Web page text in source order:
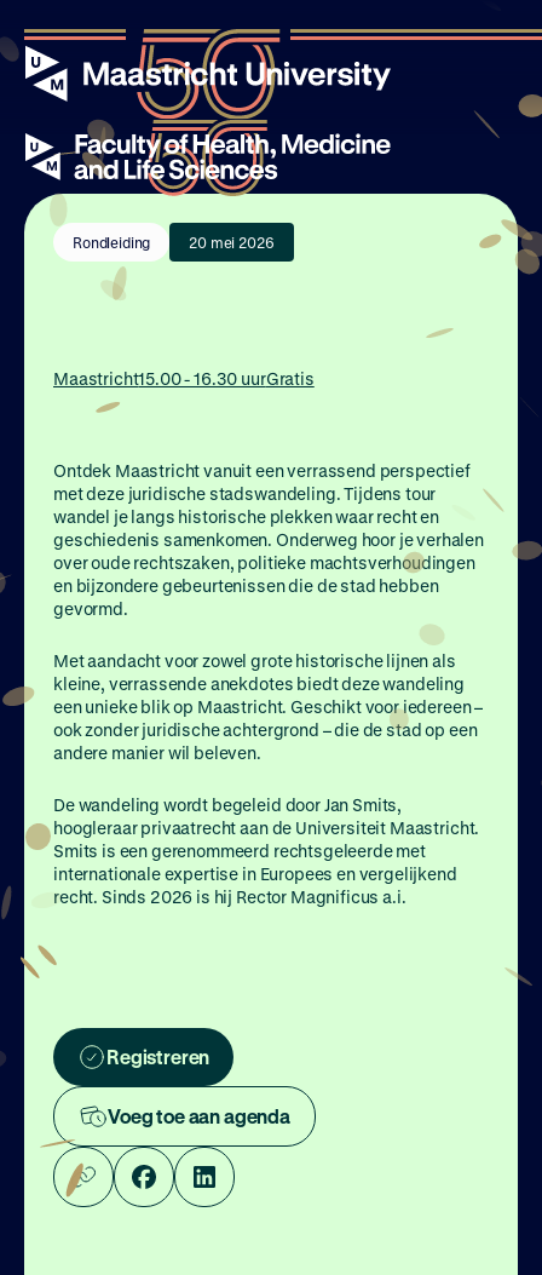
Evenementen
Verhalen
Nieuws
Over UM50
Join UM50
Rondleiding 20 mei 2026
Maastricht15.00 - 16.30 uurGratis
Ontdek Maastricht vanuit een verrassend perspectief
met deze juridische stadswandeling. Tijdens tour
wandel je langs historische plekken waar recht en
geschiedenis samenkomen. Onderweg hoor je verhalen
over oude rechtszaken, politieke machtsverhoudingen
en bijzondere gebeurtenissen die de stad hebben
gevormd.
Met aandacht voor zowel grote historische lijnen als
kleine, verrassende anekdotes biedt deze wandeling
een unieke blik op Maastricht. Geschikt voor iedereen –
ook zonder juridische achtergrond – die de stad op een
andere manier wil beleven.
De wandeling wordt begeleid door Jan Smits,
hoogleraar privaatrecht aan de Universiteit Maastricht.
Smits is een gerenommeerd rechtsgeleerde met
internationale expertise in Europees en vergelijkend
recht. Sinds 2026 is hij Rector Magnificus a.i.
Registreren
Voeg toe aan agenda